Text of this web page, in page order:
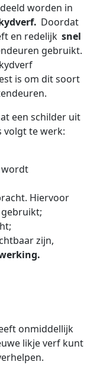
worden in
Doordat
en redelijk snel
gebruikt.
is om dit soort
een schilder uit
volgt te werk:
wordt
Hiervoor
zijn,
onmiddellijk
likje verf kunt